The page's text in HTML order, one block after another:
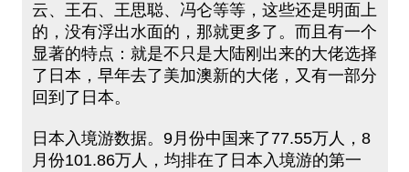
云、王石、王思聪、冯仑等等，这些还是明面上
的，没有浮出水面的，那就更多了。而且有一个
显著的特点：就是不只是大陆刚出来的大佬选择
了日本，早年去了美加澳新的大佬，又有一部分
回到了日本。
日本入境游数据。9月份中国来了77.55万人，8
月份101.86万人，均排在了日本入境游的第一